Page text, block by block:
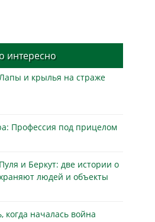
интересно
и крылья на страже
Профессия под прицелом
и Беркут: две истории о
людей и объекты
когда началась война